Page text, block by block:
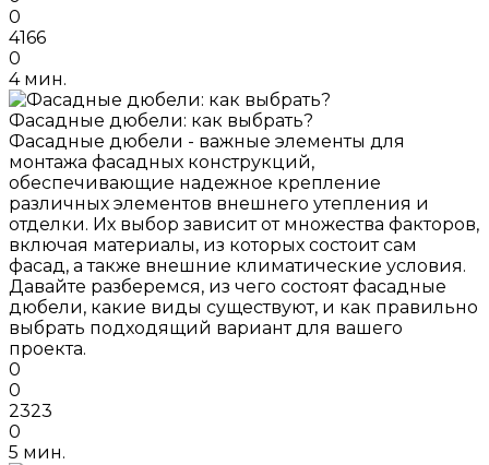
0
4166
0
4 мин.
Фасадные дюбели: как выбрать?
Фасадные дюбели - важные элементы для
монтажа фасадных конструкций,
обеспечивающие надежное крепление
различных элементов внешнего утепления и
отделки. Их выбор зависит от множества факторов,
включая материалы, из которых состоит сам
фасад, а также внешние климатические условия.
Давайте разберемся, из чего состоят фасадные
дюбели, какие виды существуют, и как правильно
выбрать подходящий вариант для вашего
проекта.
0
0
2323
0
5 мин.